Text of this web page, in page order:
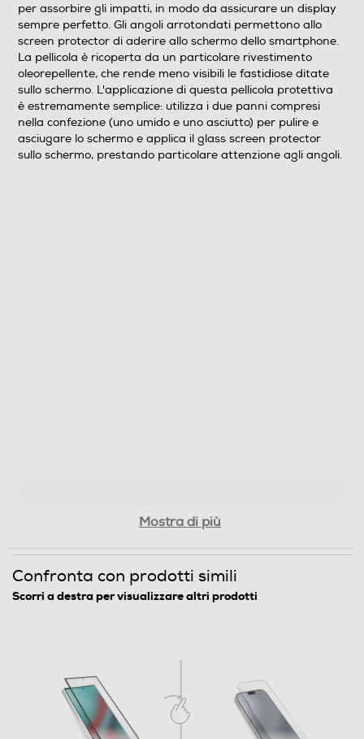
per assorbire gli impatti, in modo da assicurare un display
sempre perfetto. Gli angoli arrotondati permettono allo
screen protector di aderire allo schermo dello smartphone.
La pellicola è ricoperta da un particolare rivestimento
oleorepellente, che rende meno visibili le fastidiose ditate
sullo schermo. L'applicazione di questa pellicola protettiva
è estremamente semplice: utilizza i due panni compresi
nella confezione (uno umido e uno asciutto) per pulire e
asciugare lo schermo e applica il glass screen protector
sullo schermo, prestando particolare attenzione agli angoli.
Mostra di più
Confronta con prodotti simili
Scorri a destra per visualizzare altri prodotti